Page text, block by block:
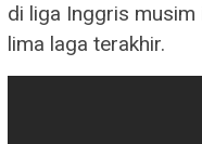
di liga Inggris musim
lima laga terakhir.